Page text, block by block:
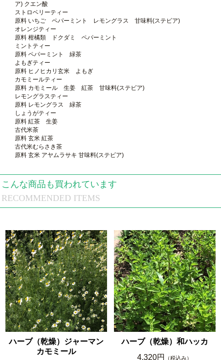
ア) クエン酸
ストロベリーティー
原料 いちご ペパーミント レモングラス 甘味料(ステビア)
オレンジティー
原料 柑橘類 ドクダミ ペパーミント
ミントティー
原料 ペパーミント 緑茶
よもぎティー
原料 ヒノヒカリ玄米 よもぎ
カモミールティー
原料 カモミール 生姜 紅茶 甘味料(ステビア)
レモングラスティー
原料 レモングラス 緑茶
しょうがティー
原料 紅茶 生姜
古代米茶
原料 玄米 紅茶
古代米むらさき茶
原料 玄米 アヤムラサキ 甘味料(ステビア)
RECOMMENDED ITEMS
こんな商品も買われています
ハーブ（乾燥）ジャーマン
カモミール
ハーブ（乾燥）和ハッカ
4,320円
（税込み）